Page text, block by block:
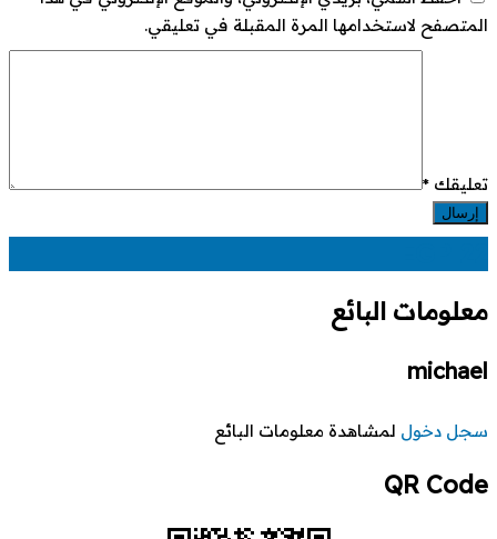
المتصفح لاستخدامها المرة المقبلة في تعليقي.
تعليقك *
معلومات البائع
michael
سجل دخول لمشاهدة معلومات البائع
QR Code